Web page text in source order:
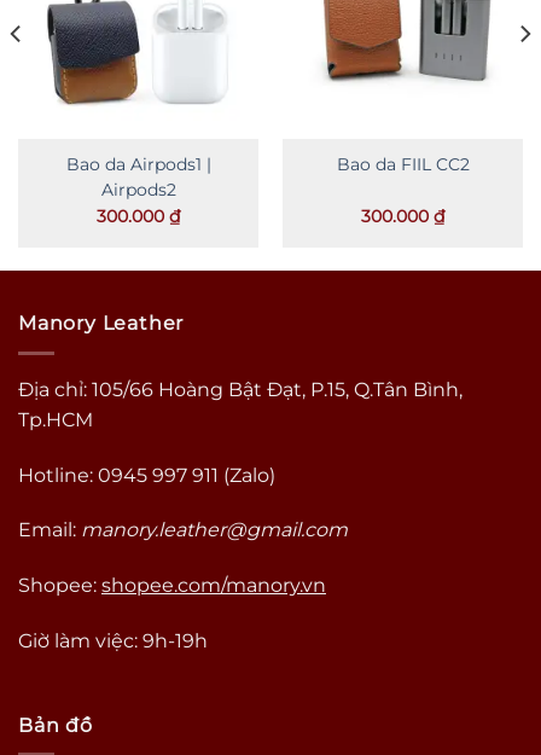
Bao da Airpods1 |
Airpods2
300.000 ₫
Bao da FIIL CC2
300.000 ₫
Manory Leather
Địa chỉ: 105/66 Hoàng Bật Đạt, P.15, Q.Tân Bình,
Tp.HCM
Hotline: 0945 997 911 (Zalo)
Email: manory.leather@gmail.com
Shopee: shopee.com/manory.vn
Giờ làm việc: 9h-19h
Bản đồ